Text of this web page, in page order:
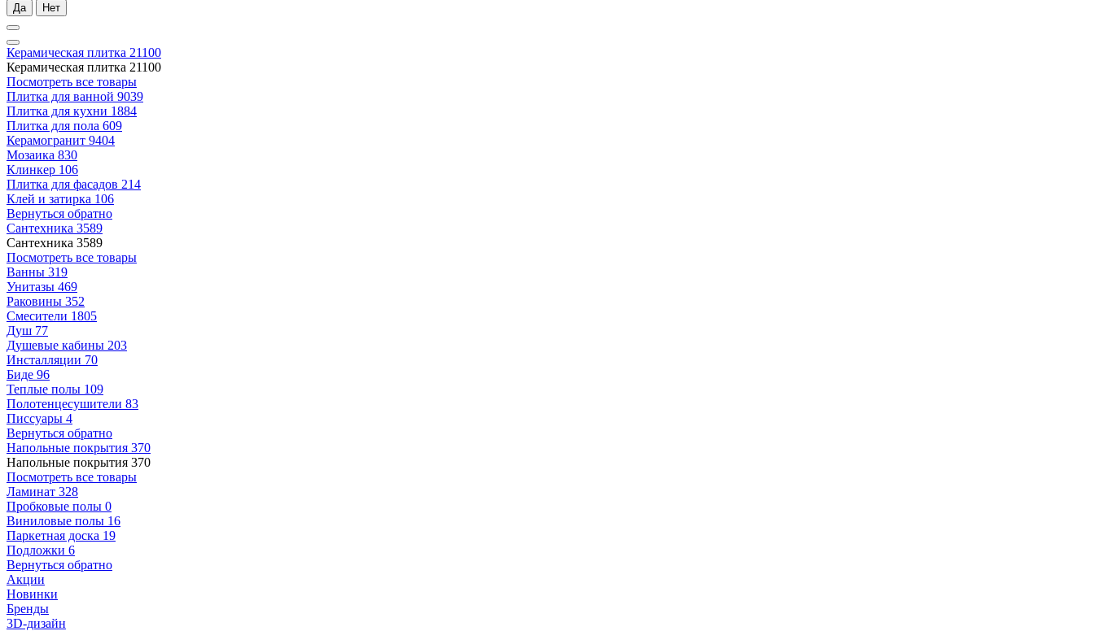
Да Нет
Керамическая плитка 21100
Керамическая плитка 21100
Посмотреть все товары
Плитка для ванной 9039
Плитка для кухни 1884
Плитка для пола 609
Керамогранит 9404
Мозаика 830
Клинкер 106
Плитка для фасадов 214
Клей и затирка 106
Вернуться обратно
Сантехника 3589
Сантехника 3589
Посмотреть все товары
Ванны 319
Унитазы 469
Раковины 352
Смесители 1805
Душ 77
Душевые кабины 203
Инсталляции 70
Биде 96
Теплые полы 109
Полотенцесушители 83
Писсуары 4
Вернуться обратно
Напольные покрытия 370
Напольные покрытия 370
Посмотреть все товары
Ламинат 328
Пробковые полы 0
Виниловые полы 16
Паркетная доска 19
Подложки 6
Вернуться обратно
Акции
Новинки
Бренды
3D-дизайн